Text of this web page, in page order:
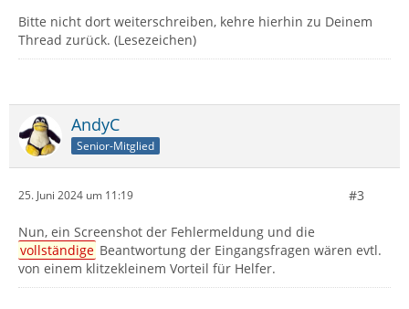
Bitte nicht dort weiterschreiben, kehre hierhin zu Deinem
Thread zurück. (Lesezeichen)
AndyC
Senior-Mitglied
25. Juni 2024 um 11:19 #3
Nun, ein Screenshot der Fehlermeldung und die
vollständige Beantwortung der Eingangsfragen wären evtl.
von einem klitzekleinem Vorteil für Helfer.